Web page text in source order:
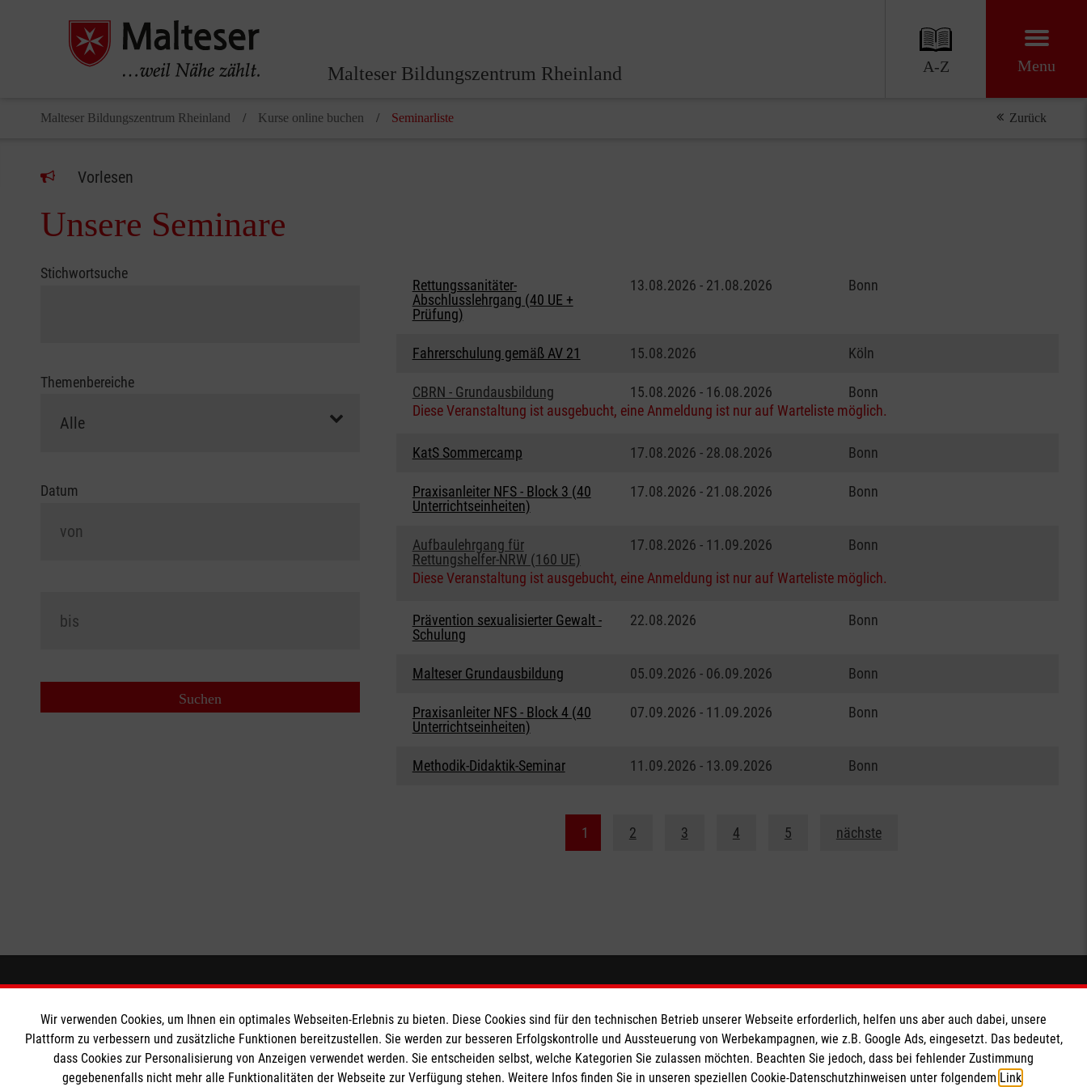
Malteser Bildungszentrum Rheinland A-Z Menu
Malteser Bildungszentrum Rheinland Kurse online buchen Seminarliste Zurück
Vorlesen
Unsere Seminare
Stichwortsuche
Themenbereiche
Datum
Rettungssanitäter-
Abschlusslehrgang (40 UE +
Prüfung)
13.08.2026 - 21.08.2026 Bonn
Fahrerschulung gemäß AV 21 15.08.2026 Köln
CBRN - Grundausbildung 15.08.2026 - 16.08.2026
Bonn
Diese Veranstaltung ist ausgebucht, eine Anmeldung ist nur auf Warteliste möglich.
KatS Sommercamp 17.08.2026 - 28.08.2026 Bonn
Praxisanleiter NFS - Block 3 (40
Unterrichtseinheiten)
17.08.2026 - 21.08.2026 Bonn
Aufbaulehrgang für
Rettungshelfer-NRW (160 UE)
17.08.2026 - 11.09.2026
Bonn
Diese Veranstaltung ist ausgebucht, eine Anmeldung ist nur auf Warteliste möglich.
Prävention sexualisierter Gewalt -
Schulung
22.08.2026 Bonn
Malteser Grundausbildung 05.09.2026 - 06.09.2026 Bonn
Praxisanleiter NFS - Block 4 (40
Unterrichtseinheiten)
07.09.2026 - 11.09.2026 Bonn
Methodik-Didaktik-Seminar 11.09.2026 - 13.09.2026 Bonn
1 2 3 4 5 nächste
Wir Malteser
Spenden und Helfen
Angebote und Leistungen
Informationen
Downloads
Impressum
Malteser online
Malteserorden
Malteser Jugend
Soziale Netzwerke
Wir verwenden Cookies, um Ihnen ein optimales Webseiten-Erlebnis zu bieten. Diese Cookies sind für den technischen Betrieb unserer Webseite erforderlich, helfen uns aber auch dabei, unsere
Plattform zu verbessern und zusätzliche Funktionen bereitzustellen. Sie werden zur besseren Erfolgskontrolle und Aussteuerung von Werbekampagnen, wie z.B. Google Ads, eingesetzt. Das bedeutet,
dass Cookies zur Personalisierung von Anzeigen verwendet werden. Sie entscheiden selbst, welche Kategorien Sie zulassen möchten. Beachten Sie jedoch, dass bei fehlender Zustimmung
gegebenenfalls nicht mehr alle Funktionalitäten der Webseite zur Verfügung stehen. Weitere Infos finden Sie in unseren speziellen Cookie-Datenschutzhinweisen unter folgendem Link